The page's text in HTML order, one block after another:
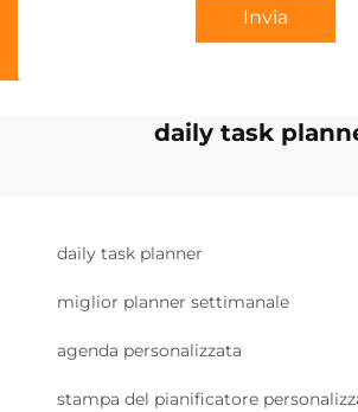
Invia
daily task
daily task planner
miglior planner settimanale
agenda personalizzata
stampa del pianificatore